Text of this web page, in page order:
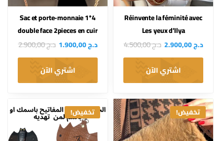
Réinvente la féminité avec
Les yeux d’Ilya
د.ج2.900,00 د.ج4.500,00
اشتري الآن
4*1 Sac et porte-monnaie
double face 2pieces en cuir
د.ج1.900,00 د.ج2.900,00
اشتري الآن
تخفيض! تخفيض!